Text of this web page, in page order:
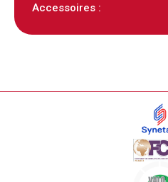
Accessoires :